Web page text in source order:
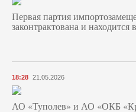
Первая партия
законтрактована и находится
18:28 21.05.2026
АО «Туполев» и АО «ОКБ